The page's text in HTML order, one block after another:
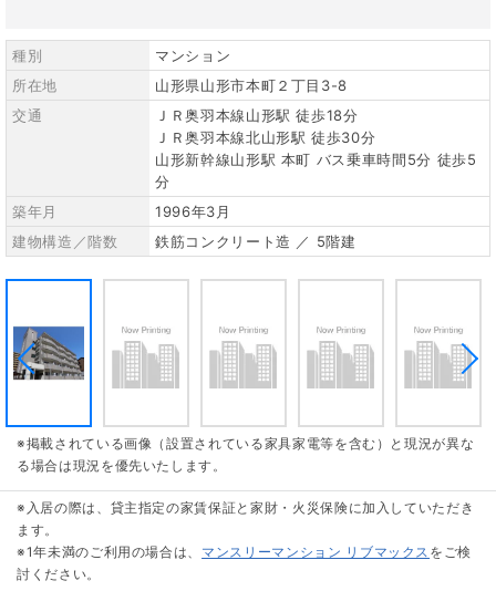
種別
マンション
所在地
山形県山形市本町２丁目3-8
交通
ＪＲ奥羽本線山形駅 徒歩18分
ＪＲ奥羽本線北山形駅 徒歩30分
山形新幹線山形駅 本町 バス乗車時間5分 徒歩5
分
築年月
1996年3月
建物構造／階数
鉄筋コンクリート造 ／ 5階建
※掲載されている画像（設置されている家具家電等を含む）と現況が異な
る場合は現況を優先いたします。
※入居の際は、貸主指定の家賃保証と家財・火災保険に加入していただき
ます。
※1年未満のご利用の場合は、 マンスリーマンション リブマックス をご検
討ください。